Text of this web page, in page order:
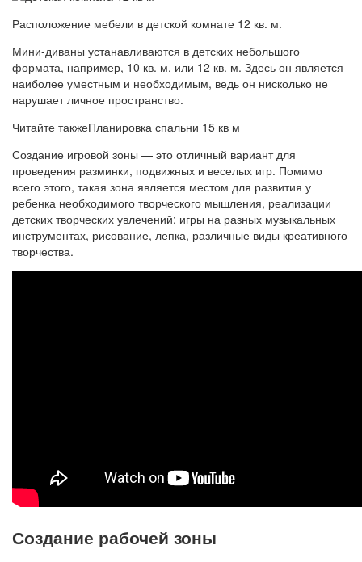
Расположение мебели в детской комнате 12 кв. м.
Мини-диваны устанавливаются в детских небольшого
формата, например, 10 кв. м. или 12 кв. м. Здесь он является
наиболее уместным и необходимым, ведь он нисколько не
нарушает личное пространство.
Читайте такжеПланировка спальни 15 кв м
Создание игровой зоны — это отличный вариант для
проведения разминки, подвижных и веселых игр. Помимо
всего этого, такая зона является местом для развития у
ребенка необходимого творческого мышления, реализации
детских творческих увлечений: игры на разных музыкальных
инструментах, рисование, лепка, различные виды креативного
творчества.
Создание рабочей зоны